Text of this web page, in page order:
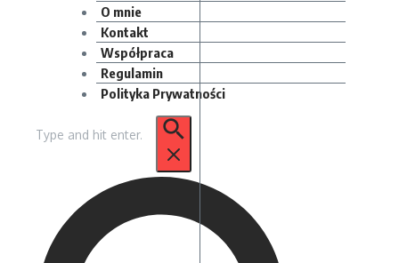
O mnie
Kontakt
Współpraca
Regulamin
Polityka Prywatności